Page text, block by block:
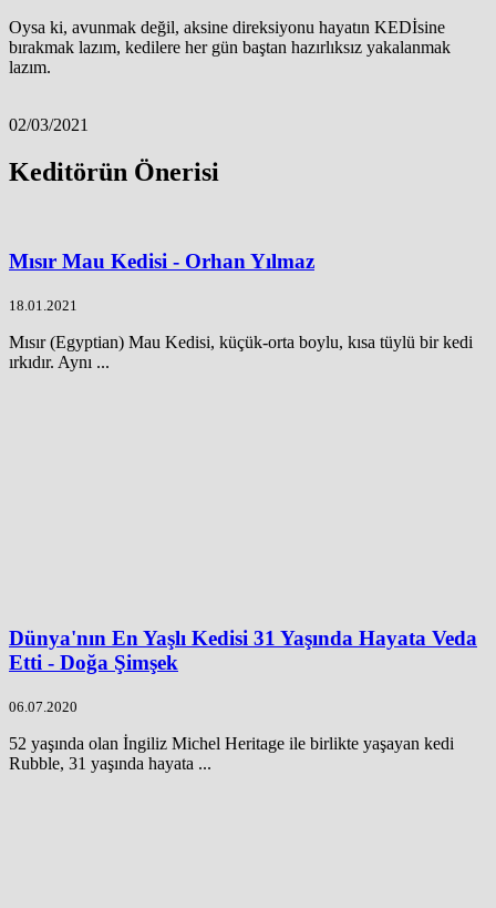
Oysa ki, avunmak değil, aksine direksiyonu hayatın KEDİsine
bırakmak lazım, kedilere her gün baştan hazırlıksız yakalanmak
lazım.
02/03/2021
Keditörün Önerisi
Mısır Mau Kedisi - Orhan Yılmaz
18.01.2021
Mısır (Egyptian) Mau Kedisi, küçük-orta boylu, kısa tüylü bir kedi
ırkıdır. Aynı ...
Dünya'nın En Yaşlı Kedisi 31 Yaşında Hayata Veda
Etti - Doğa Şimşek
06.07.2020
52 yaşında olan İngiliz Michel Heritage ile birlikte yaşayan kedi
Rubble, 31 yaşında hayata ...